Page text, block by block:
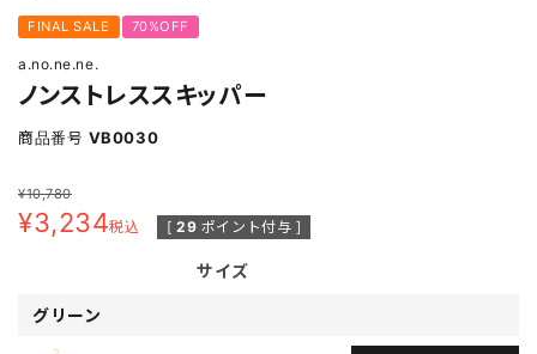
FINAL SALE 70%OFF
a.no.ne.ne.
ノンストレススキッパー
商品番号 VB0030
¥10,780
¥3,234税込 [ 29 ポイント付与 ]
サイズ
グリーン